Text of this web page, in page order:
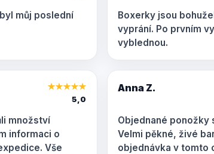
můj poslední
Boxerky jsou
vyprání. Po prvním
vyblednou.
★★★★★
5,0
množství
informaci o
Vše
Anna Z.
Objednané ponožky
Velmi pěkné, živé
objednávka v tomto